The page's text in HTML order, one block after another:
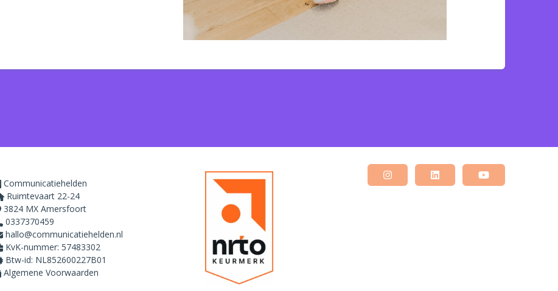
Communicatiehelden
Ruimtevaart 22-24
3824 MX Amersfoort
0337370459
hallo@communicatiehelden.nl
KvK-nummer: 57483302
Btw-id: NL852600227B01
Algemene Voorwaarden